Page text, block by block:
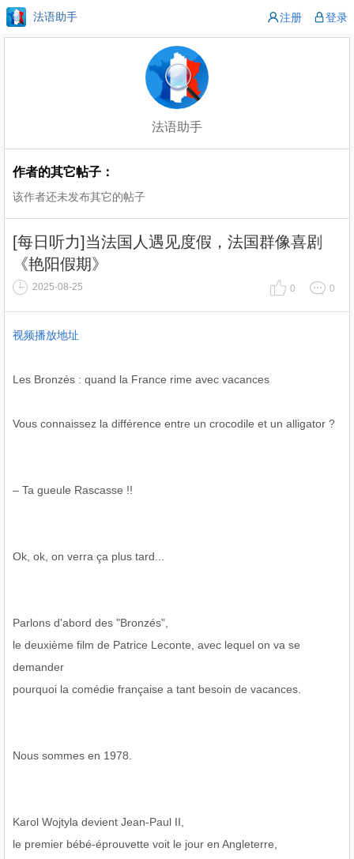
法语助手 注册 登录
法语助手
作者的其它帖子：
该作者还未发布其它的帖子
[每日听力]当法国人遇见度假，法国群像喜剧
《艳阳假期》
2025-08-25 0 0
视频播放地址
Les Bronzés : quand la France rime avec vacances
Vous connaissez la différence entre un crocodile et un alligator ?
– Ta gueule Rascasse !!
Ok, ok, on verra ça plus tard...
Parlons d'abord des "Bronzés",
le deuxième film de Patrice Leconte, avec lequel on va se
demander
pourquoi la comédie française a tant besoin de vacances.
Nous sommes en 1978.
Karol Wojtyla devient Jean-Paul II,
le premier bébé-éprouvette voit le jour en Angleterre,